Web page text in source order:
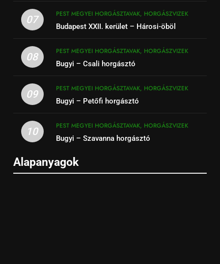
07
PEST MEGYEI HORGÁSZTAVAK, HORGÁSZVIZEK
Budapest XXII. kerület – Hárosi-öböl
08
PEST MEGYEI HORGÁSZTAVAK, HORGÁSZVIZEK
Bugyi – Csali horgásztó
09
PEST MEGYEI HORGÁSZTAVAK, HORGÁSZVIZEK
Bugyi – Petőfi horgásztó
10
PEST MEGYEI HORGÁSZTAVAK, HORGÁSZVIZEK
Bugyi – Szavanna horgásztó
Alapanyagok